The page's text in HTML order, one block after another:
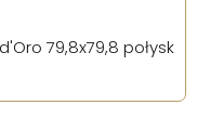
79,8x79,8 połysk